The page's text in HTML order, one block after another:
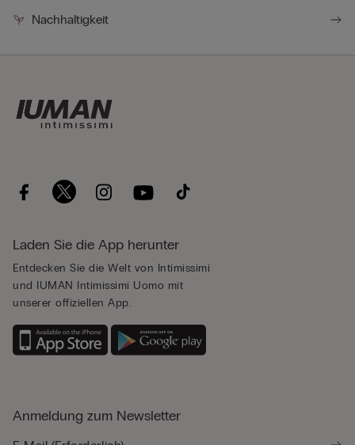
Nachhaltigkeit
Laden Sie die App herunter
Entdecken Sie die Welt von Intimissimi
und IUMAN Intimissimi Uomo mit
unserer offiziellen App.
Anmeldung zum Newsletter